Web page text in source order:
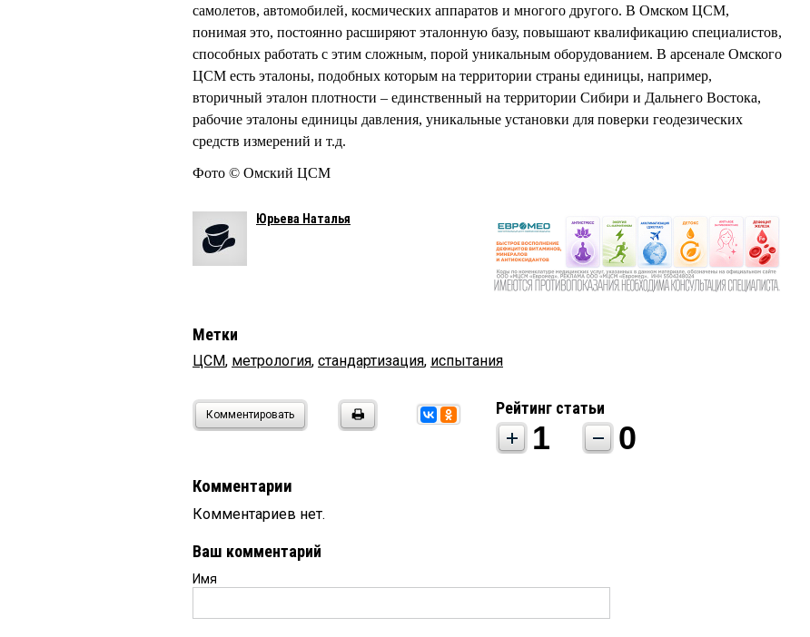
самолетов, автомобилей, космических аппаратов и многого другого. В Омском ЦСМ,
понимая это, постоянно расширяют эталонную базу, повышают квалификацию специалистов,
способных работать с этим сложным, порой уникальным оборудованием. В арсенале Омского
ЦСМ есть эталоны, подобных которым на территории страны единицы, например,
вторичный эталон плотности – единственный на территории Сибири и Дальнего Востока,
рабочие эталоны единицы давления, уникальные установки для поверки геодезических
средств измерений и т.д.
Фото © Омский ЦСМ
Юрьева Наталья
Метки
ЦСМ, метрология, стандартизация, испытания
Комментировать Рейтинг статьи
1 0
Комментарии
Комментариев нет.
Ваш комментарий
Имя